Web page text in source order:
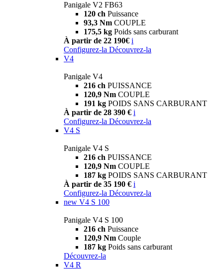
Panigale V2 FB63
120 ch Puissance
93,3 Nm COUPLE
175,5 kg Poids sans carburant
À partir de 22 190€ i
Configurez-la Découvrez-la
V4
Panigale V4
216 ch PUISSANCE
120,9 Nm COUPLE
191 kg POIDS SANS CARBURANT
À partir de 28 390 € i
Configurez-la Découvrez-la
V4 S
Panigale V4 S
216 ch PUISSANCE
120,9 Nm COUPLE
187 kg POIDS SANS CARBURANT
À partir de 35 190 € i
Configurez-la Découvrez-la
new V4 S 100
Panigale V4 S 100
216 ch Puissance
120,9 Nm Couple
187 kg Poids sans carburant
Découvrez-la
V4 R